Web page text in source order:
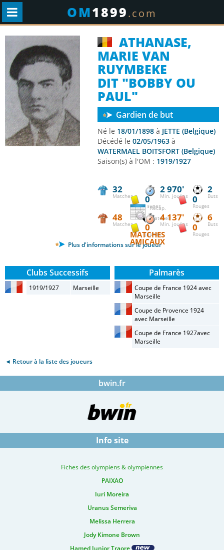
OM1899.com
ATHANASE,
MARIE VAN
RUYMBEKE
DIT "BOBBY OU
PAUL"
Gardien de but
Né le 18/01/1898 à JETTE (Belgique)
Décédé le 02/05/1963 à
WATERMAEL BOITSFORT (Belgique)
Saison(s) à l'OM : 1919/1927
32
Matches
2 970'
Min. jouées
2
Buts
0
Jaunes
0
Rouges
Récap.
matches
48
Matches
4 137'
Min. jouées
6
Buts
0
Jaunes
0
Rouges
MATCHES
AMICAUX
Plus d'informations sur le joueur
Clubs Successifs
1919/1927 Marseille
Palmarès
Coupe de France 1924 avec
Marseille
Coupe de Provence 1924
avec Marseille
Coupe de France 1927avec
Marseille
◄ Retour à la liste des joueurs
bwin.fr
Info site
Fiches des olympiens & olympiennes
PAIXAO
Iuri Moreira
Uranus Semeriva
Melissa Herrera
Jody Kimone Brown
Hamed Junior Traore